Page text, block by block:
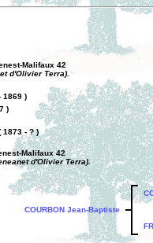
Malifaux 42
d'Olivier Terra).
1869 )
)
1873 - ? )
Malifaux 42
d'Olivier Terra).
COURBON Jean-Baptiste